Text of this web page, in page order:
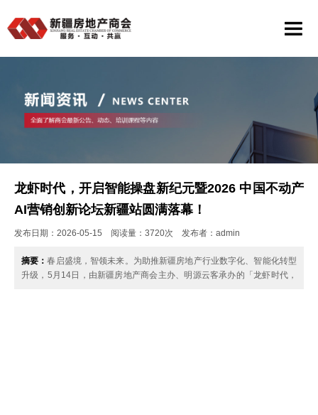
龙虾时代，开启智能操盘新纪元暨2026 中国不动产
AI营销创新论坛新疆站圆满落幕！
发布日期：2026-05-15 阅读量：3720次 发布者：admin
摘要：春启盛境，智领未来。为助推新疆房地产行业数字化、智能化转型
升级，5月14日，由新疆房地产商会主办、明源云客承办的「龙虾时代，